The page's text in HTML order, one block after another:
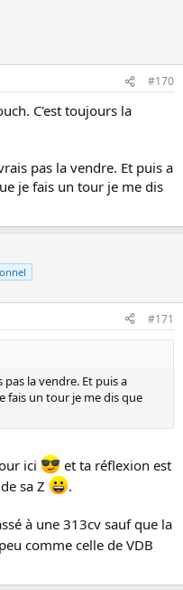
#170
C'est toujours la
pas la vendre. Et puis a
je fais un tour je me dis
#171
la vendre. Et puis a
fais un tour je me dis que
ici
et ta réflexion est
sa Z
.
à une 313cv sauf que la
comme celle de VDB